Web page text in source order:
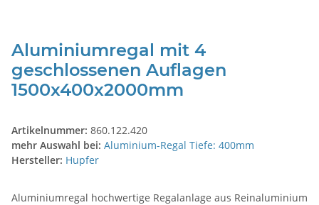
Aluminiumregal mit 4
geschlossenen Auflagen
1500x400x2000mm
Artikelnummer: 860.122.420
mehr Auswahl bei: Aluminium-Regal Tiefe: 400mm
Hersteller: Hupfer
Aluminiumregal hochwertige Regalanlage aus Reinaluminium